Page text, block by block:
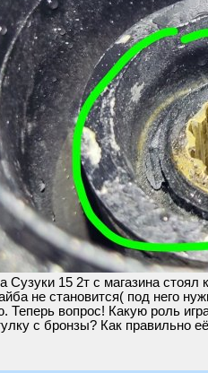
Сузуки 15 2т с магазина
не становится( под него
Теперь вопрос! Какую роль
с бронзы? Как правильно